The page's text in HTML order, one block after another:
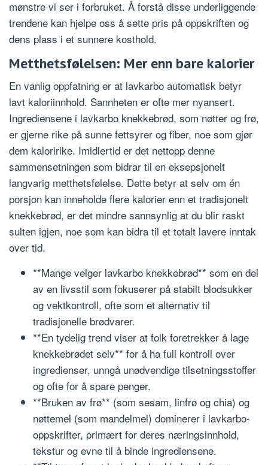
mønstre vi ser i forbruket. Å forstå disse underliggende
trendene kan hjelpe oss å sette pris på oppskriften og
dens plass i et sunnere kosthold.
Metthetsfølelsen: Mer enn bare kalorier
En vanlig oppfatning er at lavkarbo automatisk betyr
lavt kaloriinnhold. Sannheten er ofte mer nyansert.
Ingrediensene i lavkarbo knekkebrød, som nøtter og frø,
er gjerne rike på sunne fettsyrer og fiber, noe som gjør
dem kaloririke. Imidlertid er det nettopp denne
sammensetningen som bidrar til en eksepsjonelt
langvarig metthetsfølelse. Dette betyr at selv om én
porsjon kan inneholde flere kalorier enn et tradisjonelt
knekkebrød, er det mindre sannsynlig at du blir raskt
sulten igjen, noe som kan bidra til et totalt lavere inntak
over tid.
**Mange velger lavkarbo knekkebrød** som en del
av en livsstil som fokuserer på stabilt blodsukker
og vektkontroll, ofte som et alternativ til
tradisjonelle brødvarer.
**En tydelig trend viser at folk foretrekker å lage
knekkebrødet selv** for å ha full kontroll over
ingredienser, unngå unødvendige tilsetningsstoffer
og ofte for å spare penger.
**Bruken av frø** (som sesam, linfrø og chia) og
nøttemel (som mandelmel) dominerer i lavkarbo-
oppskrifter, primært for deres næringsinnhold,
tekstur og evne til å binde ingrediensene.